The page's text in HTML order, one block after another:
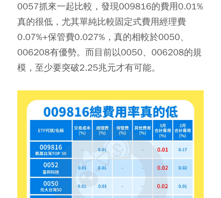
0057抓來一起比較，發現009816的費用0.01%
真的很低，尤其單純比較固定式費用經理費
0.07%+保管費0.027%，真的相較於0050、
006208有優勢。而目前以0050、006208的規
模，至少要突破2.25兆元才有可能。